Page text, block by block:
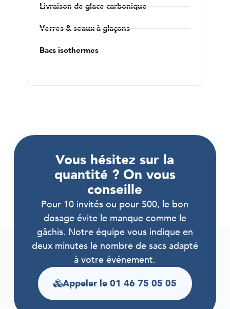
Livraison de glace carbonique
Verres & seaux à glaçons
Bacs isothermes
Vous hésitez sur la
quantité ? On vous
conseille
Pour 10 invités ou pour 500, le bon
dosage évite le manque comme le
gâchis. Notre équipe vous indique en
deux minutes le nombre de sacs adapté
à votre événement.
Appeler le 01 46 75 05 05